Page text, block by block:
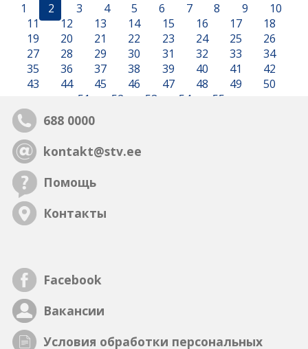
1 2 3 4 5 6 7 8 9
10
11
12 13 14 15 16 17
18
19
20 21 22 23 24 25
26
27
28 29 30 31 32 33
34
35
36 37 38 39 40 41
42
43
44 45 46 47 48 49
50
51
52 53 54 55
688 0000
kontakt@stv.ee
Помощь
Контакты
Facebook
Вакансии
Условия обработки персональных